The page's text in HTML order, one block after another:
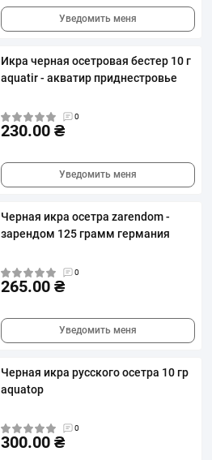
Уведомить меня
Икра черная осетровая бестер 10 г
aquatir - акватир приднестровье
0
230.00 ₴
Уведомить меня
Черная икра осетра zarendom -
зарендом 125 грамм германия
0
265.00 ₴
Уведомить меня
Черная икра русского осетра 10 гр
aquatop
0
300.00 ₴